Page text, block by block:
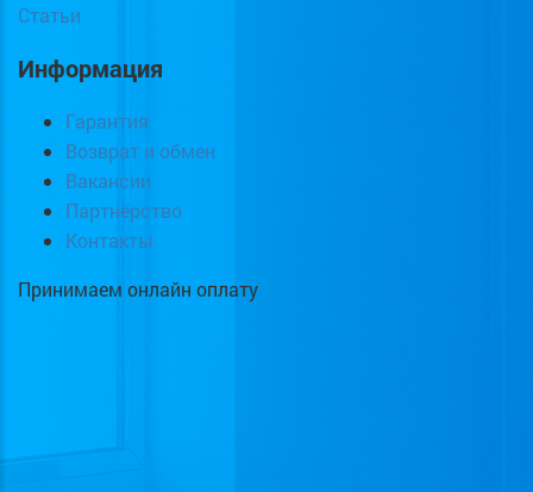
Статьи
Информация
Гарантия
Возврат и обмен
Вакансии
Партнёрство
Контакты
Принимаем онлайн оплату